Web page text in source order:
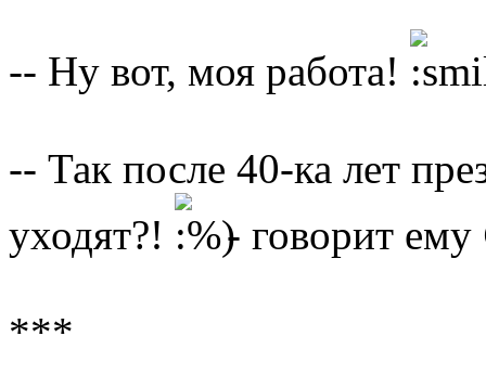
-- Ну вот, моя работа!
-- Так после 40-ка лет
уходят?!
- говорит ему
***